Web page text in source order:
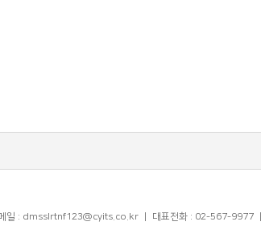
일 : dmsslrtnf123@cyits.co.kr ㅣ 대표전화 : 02-567-9977 ㅣ